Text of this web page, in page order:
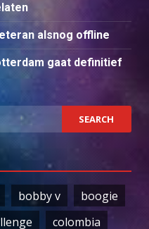
alsnog offline
gaat definitief
bobby v
boogie
colombia